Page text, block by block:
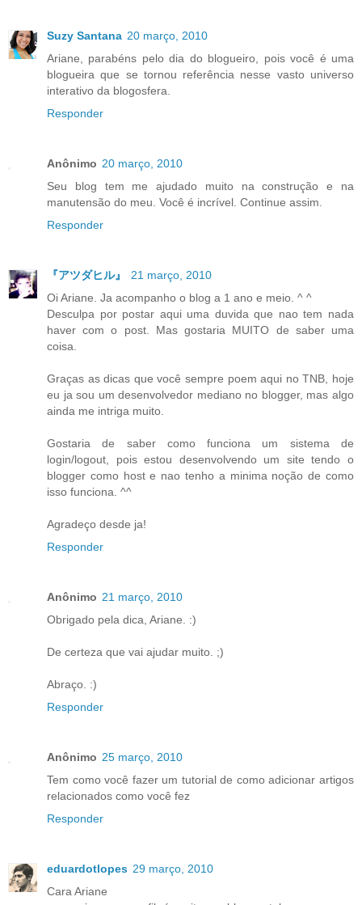
Suzy Santana 20 março, 2010
Ariane, parabéns pelo dia do blogueiro, pois você é uma
blogueira que se tornou referência nesse vasto universo
interativo da blogosfera.
Responder
Anônimo 20 março, 2010
Seu blog tem me ajudado muito na construção e na
manutensão do meu. Você é incrível. Continue assim.
Responder
『アツダヒル』
21 março, 2010
Oi Ariane. Ja acompanho o blog a 1 ano e meio. ^ ^
Desculpa por postar aqui uma duvida que nao tem nada
haver com o post. Mas gostaria MUITO de saber uma
coisa.
Graças as dicas que você sempre poem aqui no TNB, hoje
eu ja sou um desenvolvedor mediano no blogger, mas algo
ainda me intriga muito.
Gostaria de saber como funciona um sistema de
login/logout, pois estou desenvolvendo um site tendo o
blogger como host e nao tenho a minima noção de como
isso funciona. ^^
Agradeço desde ja!
Responder
Anônimo 21 março, 2010
Obrigado pela dica, Ariane. :)
De certeza que vai ajudar muito. ;)
Abraço. :)
Responder
Anônimo 25 março, 2010
Tem como você fazer um tutorial de como adicionar artigos
relacionados como você fez
Responder
eduardotlopes 29 março, 2010
Cara Ariane